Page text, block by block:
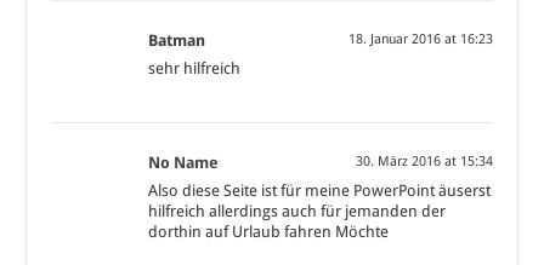
Batman 18. Januar 2016 at 16:23
sehr hilfreich
No Name 30. März 2016 at 15:34
Also diese Seite ist für meine PowerPoint äuserst
hilfreich allerdings auch für jemanden der
dorthin auf Urlaub fahren Möchte